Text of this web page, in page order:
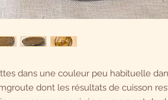
dans une couleur peu habituelle
dont les résultats de cuisson